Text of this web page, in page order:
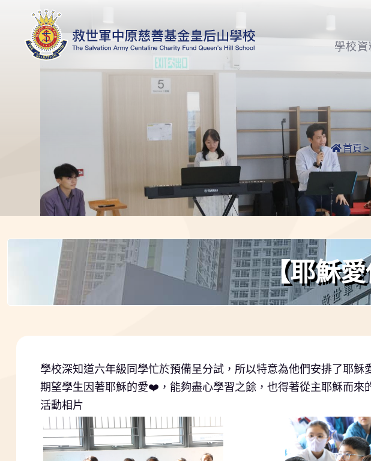
學校資
首頁 >
【耶穌
學校深知道六年級同學忙於預備呈分試，所以特意為他們安排了耶穌
期望學生因著耶穌的愛❤️ ， 能夠盡心學習之餘，也得著從主耶穌而來
活動相片